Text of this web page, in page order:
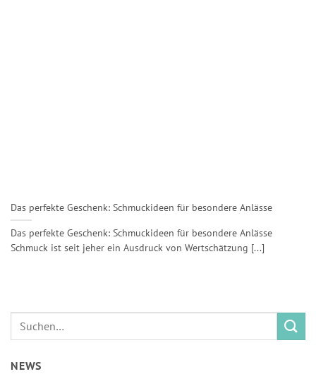
Das perfekte Geschenk: Schmuckideen für besondere Anlässe
Das perfekte Geschenk: Schmuckideen für besondere Anlässe
Schmuck ist seit jeher ein Ausdruck von Wertschätzung [...]
NEWS